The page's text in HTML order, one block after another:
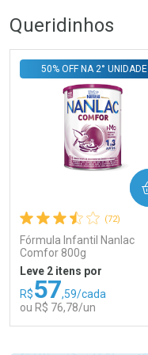
Queridinhos
(72)
Fórmula Infantil Nanlac
Comfor 800g
50% OFF NA 2° UNIDADE
Leve 2 itens por
R$57,59/cada
ou R$ 76,78/un
COMPRAR